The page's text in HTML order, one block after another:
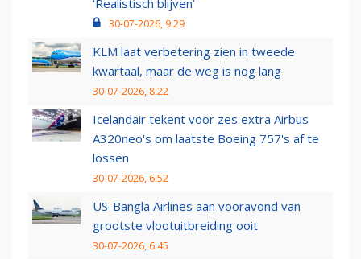
‘Realistisch blijven’
30-07-2026, 9:29
KLM laat verbetering zien in tweede
kwartaal, maar de weg is nog lang
30-07-2026, 8:22
Icelandair tekent voor zes extra Airbus
A320neo's om laatste Boeing 757's af te
lossen
30-07-2026, 6:52
US-Bangla Airlines aan vooravond van
grootste vlootuitbreiding ooit
30-07-2026, 6:45